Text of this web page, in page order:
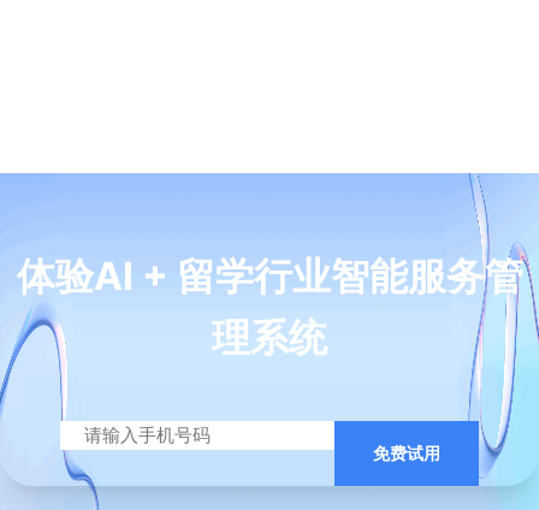
体验AI + 留学行业智能服务管
理系统
免费试用